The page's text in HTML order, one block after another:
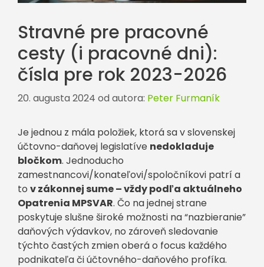
Stravné pre pracovné
cesty (i pracovné dni):
čísla pre rok 2023-2026
20. augusta 2024 od autora: Peter Furmaník
Je jednou z mála položiek, ktorá sa v slovenskej
účtovno-daňovej legislatíve nedokladuje
bločkom. Jednoducho
zamestnancovi/konateľovi/spoločníkovi patrí a
to v zákonnej sume – vždy podľa aktuálneho
Opatrenia MPSVAR. Čo na jednej strane
poskytuje slušne široké možnosti na “nazbieranie”
daňových výdavkov, no zároveň sledovanie
týchto častých zmien oberá o focus každého
podnikateľa či účtovného-daňového profíka.